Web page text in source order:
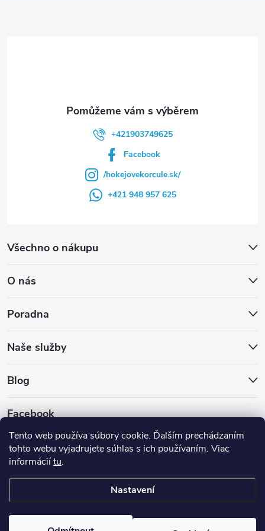
Tento web používa súbory cookie. Ďalším prechádzaním
tohto webu vyjadrujete súhlas s ich používaním. Viac
informáciítu.
Nastavení
Všechno o nákupu
O nás
Poradna
Naše služby
Blog
Facebook
+421903749625
Facebook
/hokejovekorcule.sk/
+421 948 957 625
Hokejovekorcule.sk. Všechna práva vyhrazena.